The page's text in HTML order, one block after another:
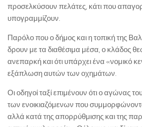
προσελκύσουν πελάτες, κάτι που
υπογραμμίζουν.
Παρόλο που ο δήμος και η τοπική της
δρουν με τα διαθέσιμα μέσα, ο κλάδος
ανεπαρκή και ότι υπάρχει ένα «νομικό
εξάπλωση αυτών των οχημάτων.
Οι οδηγοί ταξί επιμένουν ότι ο αγώνας
των ενοικιαζόμενων που
αλλά κατά της απορρύθμισης και της